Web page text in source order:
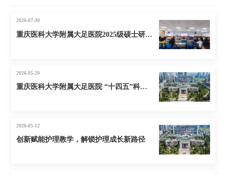
2026-07-30
重庆医科大学附属大足医院2025级硕士研究生开题报告评议会顺利举行
2026-05-20
重庆医科大学附属大足医院 “十四五”科技创新成果
2026-05-12
创新赋能护理教学，解锁护理成长新路径